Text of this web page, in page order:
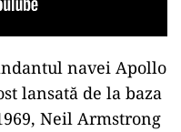
navei Apollo
lansată de la baza
Neil Armstrong